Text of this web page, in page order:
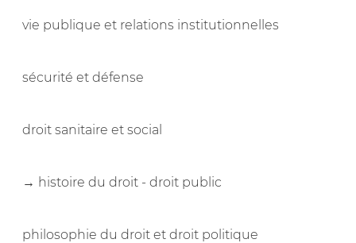
vie publique et relations institutionnelles
sécurité et défense
droit sanitaire et social
→ histoire du droit - droit public
philosophie du droit et droit politique